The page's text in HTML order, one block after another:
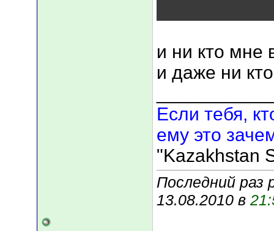
и ни кто мне
и даже ни
Если тебя,
ему это
"Kazakhstan
Последний раз
13.08.2010 в